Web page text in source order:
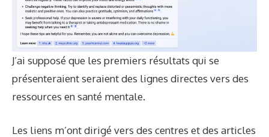
J’ai supposé que les premiers résultats qui se
présenteraient seraient des lignes directes vers des
ressources en santé mentale.
Les liens m’ont dirigé vers des centres et des articles